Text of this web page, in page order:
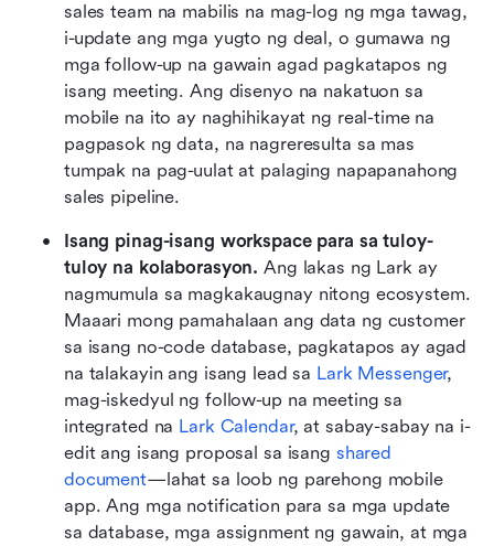
sales team na mabilis na mag-log ng mga tawag,
i-update ang mga yugto ng deal, o gumawa ng
mga follow-up na gawain agad pagkatapos ng
isang meeting. Ang disenyo na nakatuon sa
mobile na ito ay naghihikayat ng real-time na
pagpasok ng data, na nagreresulta sa mas
tumpak na pag-uulat at palaging napapanahong
sales pipeline.
Isang pinag-isang workspace para sa tuloy-
tuloy na kolaborasyon. Ang lakas ng Lark ay
nagmumula sa magkakaugnay nitong ecosystem.
Maaari mong pamahalaan ang data ng customer
sa isang no-code database, pagkatapos ay agad
na talakayin ang isang lead sa Lark Messenger,
mag-iskedyul ng follow-up na meeting sa
integrated na Lark Calendar, at sabay-sabay na i-
edit ang isang proposal sa isang shared
document—lahat sa loob ng parehong mobile
app. Ang mga notification para sa mga update
sa database, mga assignment ng gawain, at mga